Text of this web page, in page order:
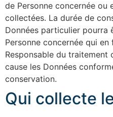
de Personne concernée ou
collectées. La durée de
Données particulier pourra
Personne concernée qui
Responsable du
cause les Données
conservation.
Qui collecte